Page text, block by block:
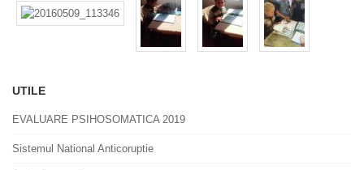
UTILE
EVALUARE PSIHOSOMATICA 2019
Sistemul National Anticoruptie